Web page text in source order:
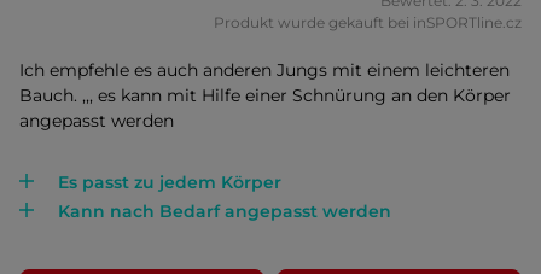
Produkt wurde gekauft bei inSPORTline.cz
Ich empfehle es auch anderen Jungs mit einem leichteren
Bauch. ,,, es kann mit Hilfe einer Schnürung an den Körper
angepasst werden
Es passt zu jedem Körper
Kann nach Bedarf angepasst werden